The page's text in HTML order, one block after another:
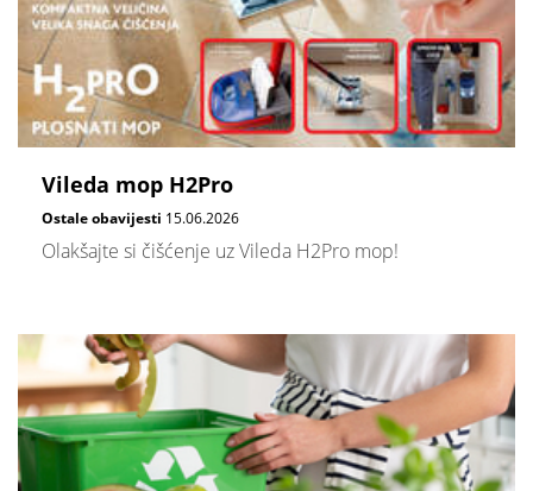
Vileda mop H2Pro
Ostale obavijesti 15.06.2026
Olakšajte si čišćenje uz Vileda H2Pro mop!